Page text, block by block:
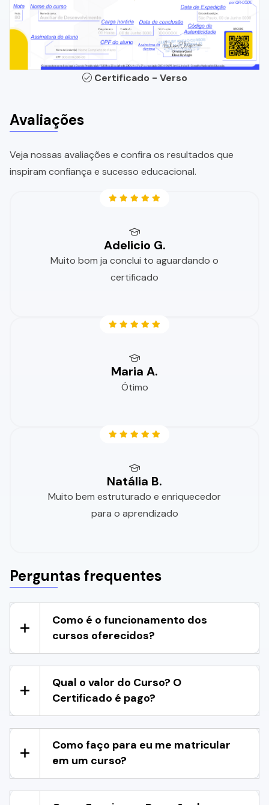
Certificado - Verso
Avaliações
Veja nossas avaliações e confira os resultados que
inspiram confiança e sucesso educacional.
Adelicio G.
Muito bom ja conclui to aguardando o
certificado
Maria A.
Ótimo
Natália B.
Muito bem estruturado e enriquecedor
para o aprendizado
Perguntas frequentes
Como é o funcionamento dos
cursos oferecidos?
Qual o valor do Curso? O
Certificado é pago?
Como faço para eu me matricular
em um curso?